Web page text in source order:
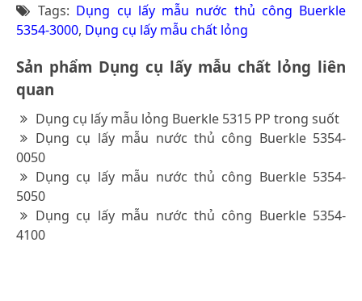
Tags: Dụng cụ lấy mẫu nước thủ công Buerkle
5354-3000, Dụng cụ lấy mẫu chất lỏng
Sản phẩm Dụng cụ lấy mẫu chất lỏng liên
quan
Dụng cụ lấy mẫu lỏng Buerkle 5315 PP trong suốt
Dụng cụ lấy mẫu nước thủ công Buerkle 5354-
0050
Dụng cụ lấy mẫu nước thủ công Buerkle 5354-
5050
Dụng cụ lấy mẫu nước thủ công Buerkle 5354-
4100